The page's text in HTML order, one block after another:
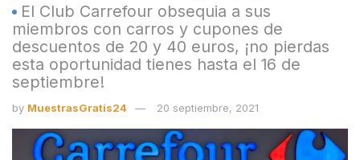
El Club Carrefour obsequia a sus
miembros con carros y cupones de
descuentos de 20 y 40 euros, ¡no pierdas
esta oportunidad tienes hasta el 16 de
septiembre!
by MuestrasGratis24 20 septiembre, 2021